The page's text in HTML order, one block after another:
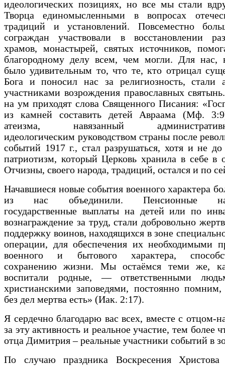
идеологических позициях, но все мы стали
Творца единомысленными в вопросах
традиций и установлений. Повсеместно
сограждан участвовали в восстановлении
храмов, монастырей, святых источников,
благородному делу всем, чем могли. Для нас,
было удивительным то, что те, кто отрицал
Бога и поносил нас за религиозность, стали
участниками возрождения православных
на ум приходят слова Священного Писания:
из камней составить детей Авраама (Мф.
атеизма, навязанный
идеологическим руководством страны после
событий 1917 г., стал разрушаться, хотя и не
патриотизм, который Церковь хранила в себе в
Отчизны, своего народа, традиций, остался и по
Начавшиеся новые события военного характера
из нас объединили. Пенсионные
государственные выплаты на детей или по
вознаграждение за труд, стали добровольно
поддержку воинов, находящихся в зоне
операции, для обеспечения их необходимыми
военного и бытового характера,
сохранению жизни. Мы остаёмся теми же,
воспитали родные, — ответственными
христианскими заповедями, постоянно помним,
без дел мертва есть» (Иак. 2:17).
Я сердечно благодарю вас всех, вместе с отцом-
за эту активность и реальное участие, тем более
отца Димитрия – реальные участники событий в
По случаю праздника Воскресения